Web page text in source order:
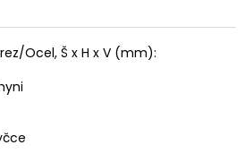
Ocel, Š x H x V (mm):